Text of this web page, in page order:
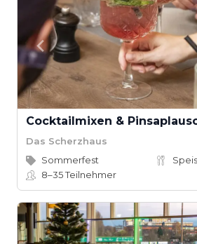
Cocktailmixen &
Das Scherzhaus
Sommerfest
8–35Teilnehmer